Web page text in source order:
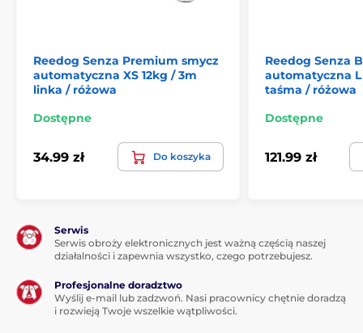
Automatyczna smycz Reedog jest
niezawodna!
łatwą obsługę, czyli niezawodną kontrolę.
ma psa wie, że szybka reakcja często decyduje o
skuteczności działania.
Jeden przycisk: idealna kontrola
hamulca
Reedog Senza Premium smycz
automatyczna XS 12kg / 3m
linka / różowa
Dostępne
34.99 zł Do koszyka
Reedog Senza
automatyczna
taśma / różowa
Dostępne
121.99 zł
Serwis
Serwis obroży elektronicznych jest ważną częścią naszej
działalności i zapewnia wszystko, czego potrzebujesz.
Profesjonalne doradztwo
Wyślij e-mail lub zadzwoń. Nasi pracownicy chętnie doradzą
i rozwieją Twoje wszelkie wątpliwości.